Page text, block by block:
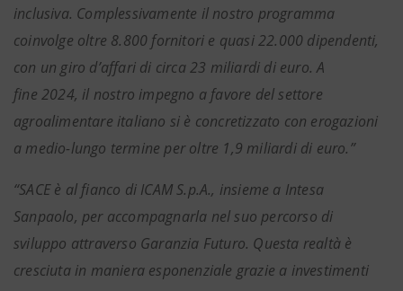
inclusiva. Complessivamente il nostro programma
coinvolge oltre 8.800 fornitori e quasi 22.000 dipendenti,
con un giro d’affari di circa 23 miliardi di euro. A
fine 2024, il nostro impegno a favore del settore
agroalimentare italiano si è concretizzato con erogazioni
a medio-lungo termine per oltre 1,9 miliardi di euro.”
“SACE è al fianco di ICAM S.p.A., insieme a Intesa
Sanpaolo, per accompagnarla nel suo percorso di
sviluppo attraverso Garanzia Futuro. Questa realtà è
cresciuta in maniera esponenziale grazie a investimenti